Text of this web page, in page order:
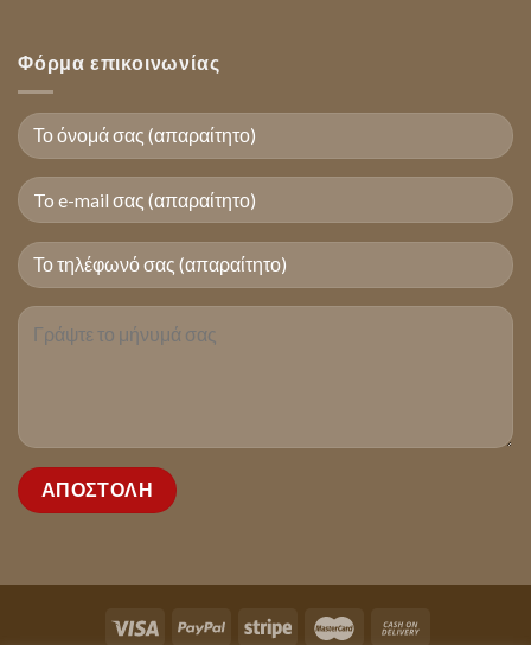
Φόρμα επικοινωνίας